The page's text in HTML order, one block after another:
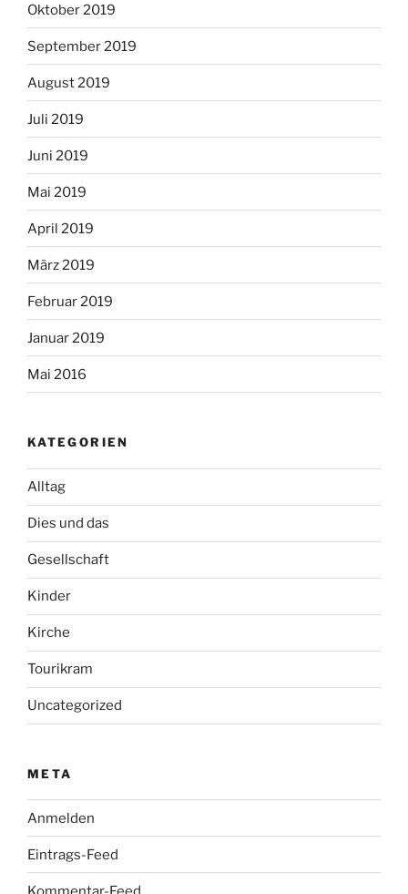
Oktober 2019
September 2019
August 2019
Juli 2019
Juni 2019
Mai 2019
April 2019
März 2019
Februar 2019
Januar 2019
Mai 2016
KATEGORIEN
Alltag
Dies und das
Gesellschaft
Kinder
Kirche
Tourikram
Uncategorized
META
Anmelden
Eintrags-Feed